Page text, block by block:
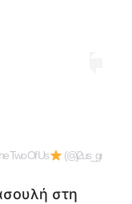
Two Of Us (@j2us_gr)
στη